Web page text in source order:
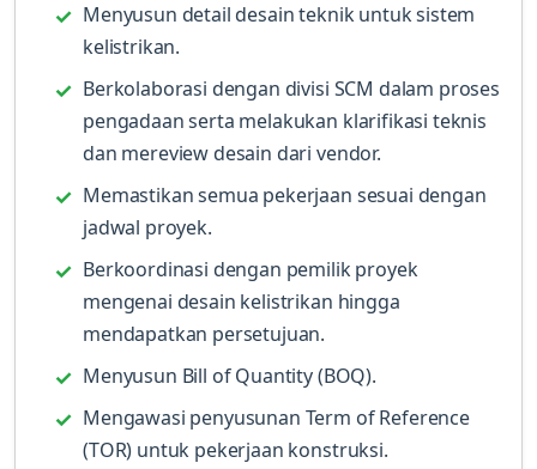
Menyusun detail desain teknik untuk sistem
kelistrikan.
Berkolaborasi dengan divisi SCM dalam proses
pengadaan serta melakukan klarifikasi teknis
dan mereview desain dari vendor.
Memastikan semua pekerjaan sesuai dengan
jadwal proyek.
Berkoordinasi dengan pemilik proyek
mengenai desain kelistrikan hingga
mendapatkan persetujuan.
Menyusun Bill of Quantity (BOQ).
Mengawasi penyusunan Term of Reference
(TOR) untuk pekerjaan konstruksi.